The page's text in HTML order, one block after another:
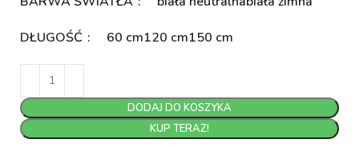
DŁUGOŚĆ 60 cm120 cm150 cm
DODAJ DO KOSZYKA
KUP TERAZ!